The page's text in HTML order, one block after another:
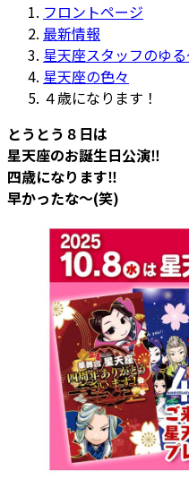
時
フロントページ
最新情報
星天座スタッフのゆ
星天座の色々
４歳になります！
とうとう８日は
星天座のお誕生日公演‼️
四歳になります‼️
早かったな～(笑)